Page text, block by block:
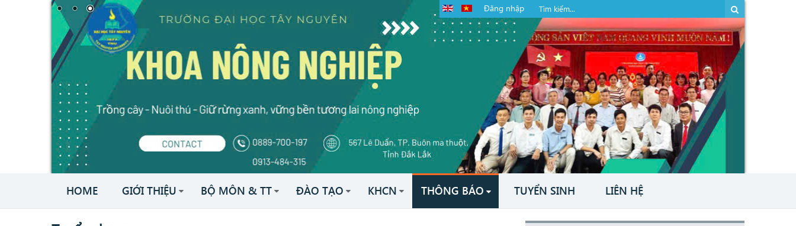
Đăng nhập
HOME GIỚI THIỆU BỘ MÔN & TT ĐÀO TẠO KHCN THÔNG BÁO TUYỂN SINH LIÊN HỆ